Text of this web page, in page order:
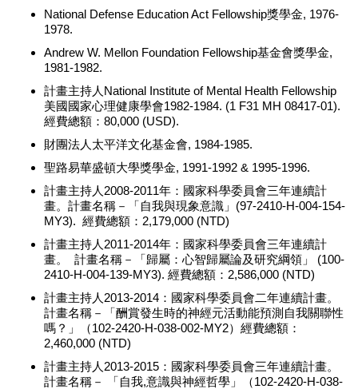
National Defense Education Act Fellowship獎學金, 1976-
1978.
Andrew W. Mellon Foundation Fellowship基金會獎學金,
1981-1982.
計畫主持人National Institute of Mental Health Fellowship
美國國家心理健康學會1982-1984. (1 F31 MH 08417-01).
經費總額：80,000 (USD).
財團法人太平洋文化基金會, 1984-1985.
聖路易華盛頓大學獎學金, 1991-1992 & 1995-1996.
計畫主持人2008-2011年：國家科學委員會三年連續計
畫。計畫名稱－「自我與現象意識」(97-2410-H-004-154-
MY3). 經費總額：2,179,000 (NTD)
計畫主持人2011-2014年：國家科學委員會三年連續計
畫。 計畫名稱－「歸屬：心智歸屬論及研究綱領」 (100-
2410-H-004-139-MY3). 經費總額：2,586,000 (NTD)
計畫主持人2013-2014：國家科學委員會二年連續計畫。
計畫名稱－「酬賞發生時的神經元活動能預測自我關聯性
嗎？」（102-2420-H-038-002-MY2）經費總額：
2,460,000 (NTD)
計畫主持人2013-2015：國家科學委員會三年連續計畫。
計畫名稱－ 「自我,意識與神經哲學」（102-2420-H-038-